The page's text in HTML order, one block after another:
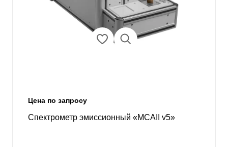
Цена по запросу
Спектрометр эмиссионный «МСАII v5»